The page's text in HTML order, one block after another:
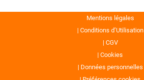
Mentions légales
Conditions d’Utilisation
CGV
Cookies
Données personnelles